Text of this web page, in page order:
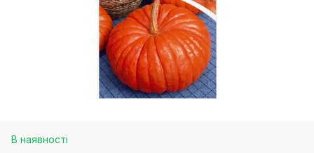
В наявності